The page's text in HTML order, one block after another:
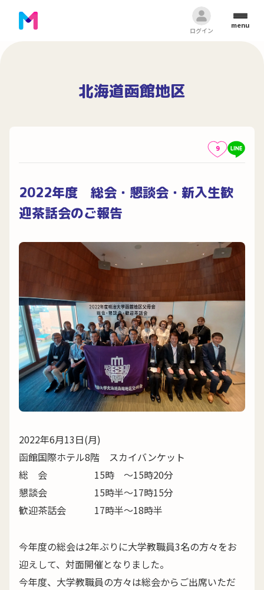
ログイン
menu
北海道函館地区
9
2022年度 総会・懇談会・新入生歓
迎茶話会のご報告
2022年6月13日(月)
函館国際ホテル8階 スカイバンケット
総 会 15時 ～15時20分
懇談会 15時半～17時15分
歓迎茶話会 17時半～18時半
今年度の総会は2年ぶりに大学教職員3名の方々をお
迎えして、対面開催となりました。
今年度、大学教職員の方々は総会からご出席いただ